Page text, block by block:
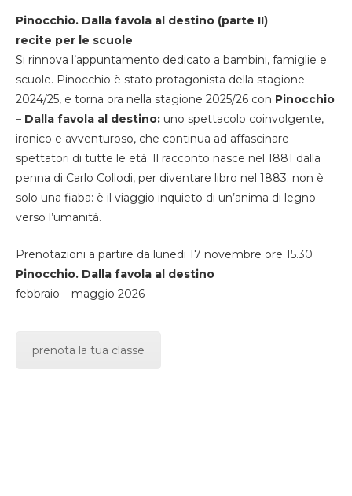
Pinocchio. Dalla favola al destino (parte II)
recite per le scuole
Si rinnova l’appuntamento dedicato a bambini, famiglie e
scuole. Pinocchio è stato protagonista della stagione
2024/25, e torna ora nella stagione 2025/26 con Pinocchio
– Dalla favola al destino: uno spettacolo coinvolgente,
ironico e avventuroso, che continua ad affascinare
spettatori di tutte le età. Il racconto nasce nel 1881 dalla
penna di Carlo Collodi, per diventare libro nel 1883. non è
solo una fiaba: è il viaggio inquieto di un’anima di legno
verso l’umanità.
Prenotazioni a partire da lunedi 17 novembre ore 15.30
Pinocchio. Dalla favola al destino
febbraio – maggio 2026
prenota la tua classe